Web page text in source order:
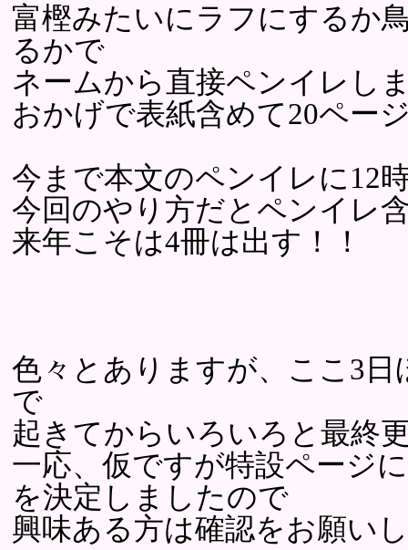
富樫みたいにラフにするか
るかで
ネームから直接ペンイレし
おかげで表紙含めて20ペー
今まで本文のペンイレに12
今回のやり方だとペンイレ
来年こそは4冊は出す！！
色々とありますが、ここ3
で
起きてからいろいろと最終
一応、仮ですが特設ページ
を決定しましたので
興味ある方は確認をお願い